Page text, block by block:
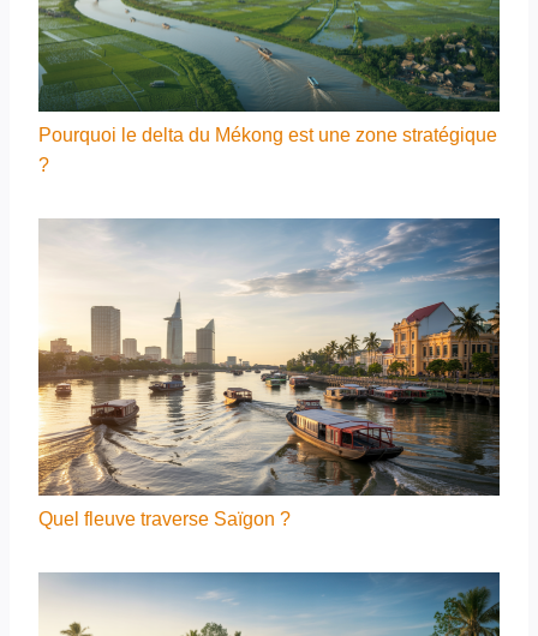
Pourquoi le delta du Mékong est une zone stratégique
?
Quel fleuve traverse Saïgon ?